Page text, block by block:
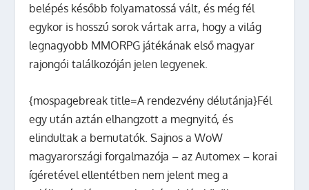
belépés később folyamatossá vált, és még fél
egykor is hosszú sorok vártak arra, hogy a világ
legnagyobb MMORPG játékának első magyar
rajongói találkozóján jelen legyenek.
{mospagebreak title=A rendezvény délutánja}Fél
egy után aztán elhangzott a megnyitó, és
elindultak a bemutatók. Sajnos a WoW
magyarországi forgalmazója – az Automex – korai
ígéretével ellentétben nem jelent meg a